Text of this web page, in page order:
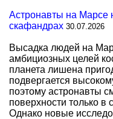
Астронавты на Марсе
скафандрах 30.07.2026
Высадка людей на
амбициозных целей
планета лишена
подвергается
поэтому астронавты
поверхности только
Однако новые